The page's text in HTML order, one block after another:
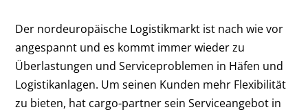
Der nordeuropäische Logistikmarkt ist nach wie vor
angespannt und es kommt immer wieder zu
Überlastungen und Serviceproblemen in Häfen und
Logistikanlagen. Um seinen Kunden mehr Flexibilität
zu bieten, hat cargo-partner sein Serviceangebot in